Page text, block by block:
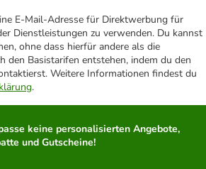
E-Mail-Adresse für Direktwerbung für
Dienstleistungen zu verwenden. Du kannst
ohne dass hierfür andere als die
den Basistarifen entstehen, indem du den
Weitere Informationen findest du
.
keine personalisierten Angebote,
und Gutscheine!